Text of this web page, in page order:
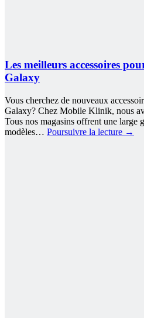
Les meilleurs accessoires
Galaxy
Vous cherchez de nouveaux
Galaxy? Chez Mobile Klinik, nous
Tous nos magasins offrent une large
modèles… Poursuivre la lecture →